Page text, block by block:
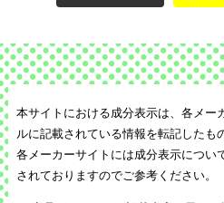
本サイトにおける成分表示は、各メー
ルに記載されている情報を転記したも
各メーカーサイトには成分表示につい
されておりますのでご参考ください。